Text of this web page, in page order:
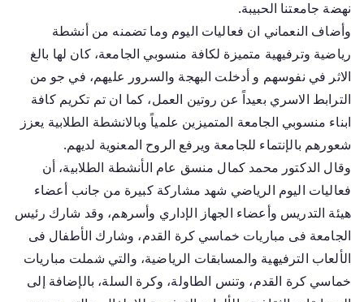
نهضة جامعتنا الحبيبة.
وأضاف النعماني ان فعاليات اليوم وما تضمنه من أنشطة
رياضية وترفيهية متميزة لكافة منسوبي الجامعة، كان لها بالغ
الاثر في نفوسهم و أدخلت البهجة والسرور عليهم، في جو من
الترابط الاسري بعيداً عن روتين العمل، كما ان تم تكريم كافة
ابناء منسوبي الجامعة المتميزين علمياً وبالانشطة الطلابية يعزز
شعورهم بالإنتماء للجامعة ويرفع الروح المعنوية لديهم.
وقال الدكتور محمد كمال منسق عام الأنشطة الطلابية، أن
فعاليات اليوم الرياضي شهد مشاركة كبيرة من جانب أعضاء
هيئة التدريس وأعضاء الجهاز الإداري وأسرهم، وقد شارك رئيس
الجامعة فى مباريات خماسي كرة القدم، وشارك الأطفال فى
الألعاب الترفيهية والمسابقات الرياضية، والتي شملت مباريات
خماسي كرة القدم، وتنس الطاولة، وكرة السلة، بالإضافة إلى